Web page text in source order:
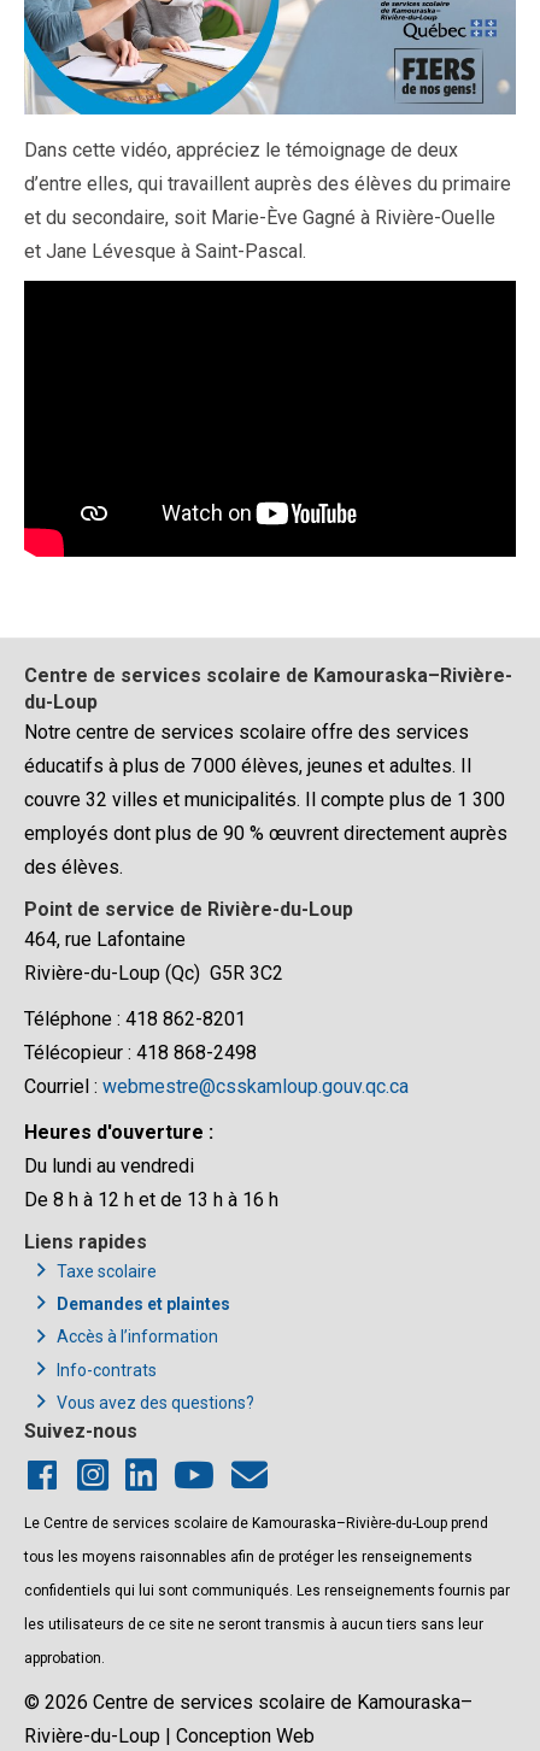
Dans cette vidéo, appréciez le témoignage de deux
d’entre elles, qui travaillent auprès des élèves du primaire
et du secondaire, soit Marie-Ève Gagné à Rivière-Ouelle
et Jane Lévesque à Saint-Pascal.
Centre de services scolaire de Kamouraska–Rivière-
du-Loup
Notre centre de services scolaire offre des services
éducatifs à plus de 7 000 élèves, jeunes et adultes. Il
couvre 32 villes et municipalités. Il compte plus de 1 300
employés dont plus de 90 % œuvrent directement auprès
des élèves.
Point de service de Rivière-du-Loup
464, rue Lafontaine
Rivière-du-Loup (Qc) G5R 3C2
Téléphone : 418 862-8201
Télécopieur : 418 868-2498
Courriel : webmestre@csskamloup.gouv.qc.ca
Heures d'ouverture :
Du lundi au vendredi
De 8 h à 12 h et de 13 h à 16 h
Liens rapides
Taxe scolaire
Demandes et plaintes
Accès à l’information
Info-contrats
Vous avez des questions?
Suivez-nous
Le Centre de services scolaire de Kamouraska–Rivière-du-Loup prend
tous les moyens raisonnables afin de protéger les renseignements
confidentiels qui lui sont communiqués. Les renseignements fournis par
les utilisateurs de ce site ne seront transmis à aucun tiers sans leur
approbation.
© 2026 Centre de services scolaire de Kamouraska–
Rivière-du-Loup | Conception Web